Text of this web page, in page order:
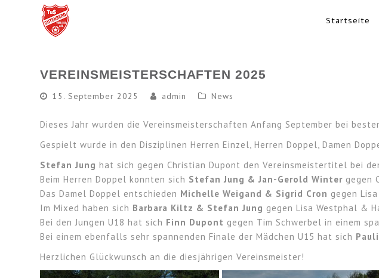
Startseite
VEREINSMEISTERSCHAFTEN 2025
15. September 2025 admin News
Dieses Jahr wurden die Vereinsmeisterschaften Anfang September bei
Gespielt wurde in den Disziplinen Herren Einzel, Herren Doppel, Damen
Stefan Jung hat sich gegen Christian Dupont den Vereinsmeistertitel bei
Beim Herren Doppel konnten sich Stefan Jung & Jan-Gerold Winter gegen
Das Damel Doppel entschieden Michelle Weigand & Sigrid Cron gegen
Im Mixed haben sich Barbara Kiltz & Stefan Jung gegen Lisa Westphal &
Bei den Jungen U18 hat sich Finn Dupont gegen Tim Schwerbel in einem
Bei einem ebenfalls sehr spannenden Finale der Mädchen U15 hat sich
Herzlichen Glückwunsch an die diesjährigen Vereinsmeister!